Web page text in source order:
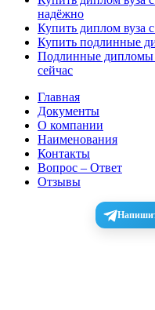
надёжно
Купить диплом вуза
Купить подлинные
Подлинные дипломы
сейчас
Главная
Документы
О компании
Наименования
Контакты
Вопрос – Ответ
Отзывы